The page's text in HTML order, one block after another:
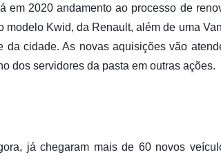
em 2020 andamento ao processo de
modelo Kwid, da Renault, além de uma
da cidade. As novas aquisições vão
dos servidores da pasta em outras ações.
já chegaram mais de 60 novos